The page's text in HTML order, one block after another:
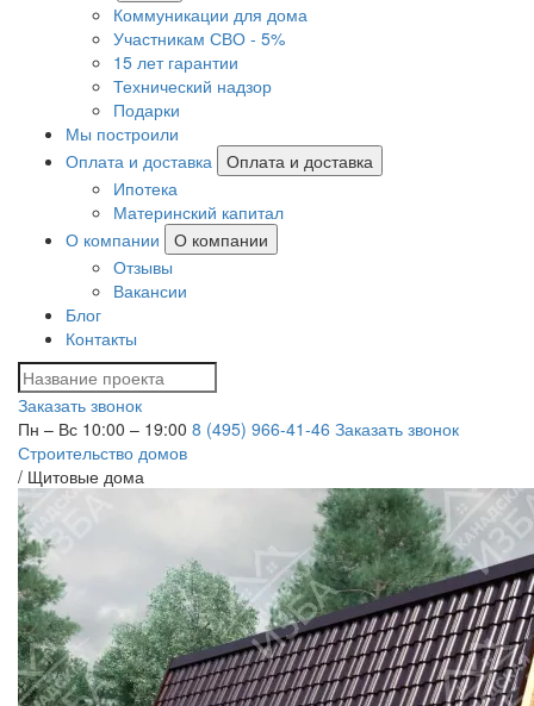
Коммуникации для дома
Участникам СВО - 5%
15 лет гарантии
Технический надзор
Подарки
Мы построили
Оплата и доставка
Оплата и доставка
Ипотека
Материнский капитал
О компании
О компании
Отзывы
Вакансии
Блог
Контакты
Заказать звонок
Пн – Вс 10:00 – 19:00 8 (495) 966-41-46 Заказать звонок
Строительство домов
/ Щитовые дома